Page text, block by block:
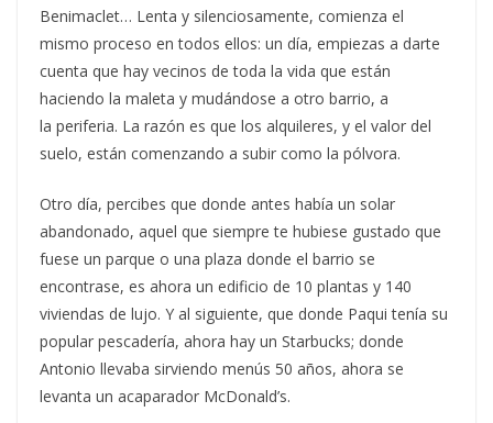
Benimaclet… Lenta y silenciosamente, comienza el
mismo proceso en todos ellos: un día, empiezas a darte
cuenta que hay vecinos de toda la vida que están
haciendo la maleta y mudándose a otro barrio, a
la periferia. La razón es que los alquileres, y el valor del
suelo, están comenzando a subir como la pólvora.
Otro día, percibes que donde antes había un solar
abandonado, aquel que siempre te hubiese gustado que
fuese un parque o una plaza donde el barrio se
encontrase, es ahora un edificio de 10 plantas y 140
viviendas de lujo. Y al siguiente, que donde Paqui tenía su
popular pescadería, ahora hay un Starbucks; donde
Antonio llevaba sirviendo menús 50 años, ahora se
levanta un acaparador McDonald’s.